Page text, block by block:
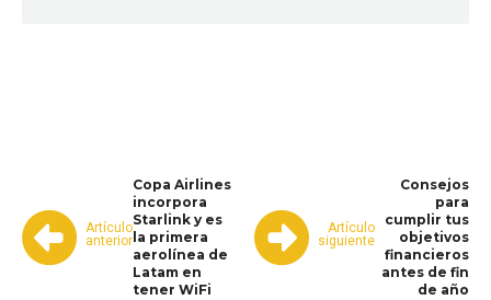
Artículo
anterior
Copa Airlines
incorpora
Starlink y es
la primera
aerolínea de
Latam en
tener WiFi
Artículo
siguiente
Consejos
para
cumplir tus
objetivos
financieros
antes de fin
de año